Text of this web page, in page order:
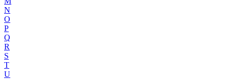
N
O
P
Q
R
S
T
U